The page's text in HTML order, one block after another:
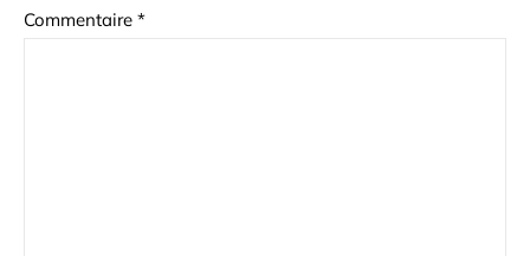
Commentaire *